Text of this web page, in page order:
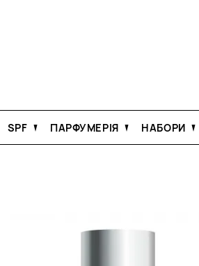
SPF ПАРФУМЕРІЯ НАБОРИ